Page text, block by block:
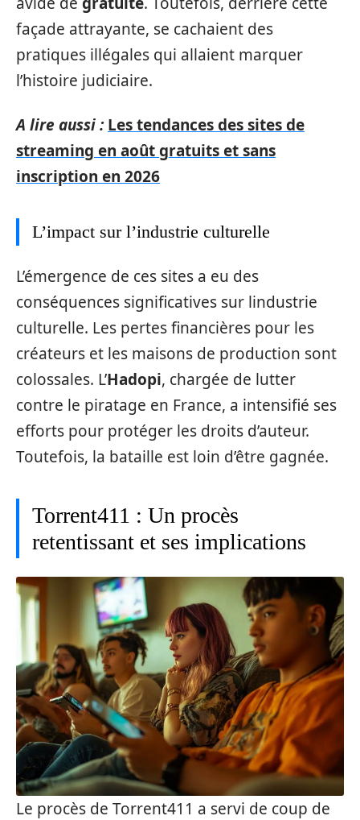
façade attrayante, se cachaient des
pratiques illégales qui allaient marquer
l’histoire judiciaire.
A lire aussi : Les tendances des sites de
streaming en août gratuits et sans
inscription en 2026
L’impact sur l’industrie culturelle
L’émergence de ces sites a eu des
conséquences significatives sur lindustrie
culturelle. Les pertes financières pour les
créateurs et les maisons de production sont
colossales. L’Hadopi, chargée de lutter
contre le piratage en France, a intensifié ses
efforts pour protéger les droits d’auteur.
Toutefois, la bataille est loin d’être gagnée.
Torrent411 : Un procès
retentissant et ses implications
Le procès de Torrent411 a servi de coup de